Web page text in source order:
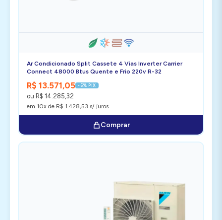
Ar Condicionado Split Cassete 4 Vias Inverter Carrier
Connect 48000 Btus Quente e Frio 220v R-32
R$ 13.571,05 -5% PIX
ou R$ 14.285,32
em 10x de R$ 1.428,53 s/ juros
Comprar